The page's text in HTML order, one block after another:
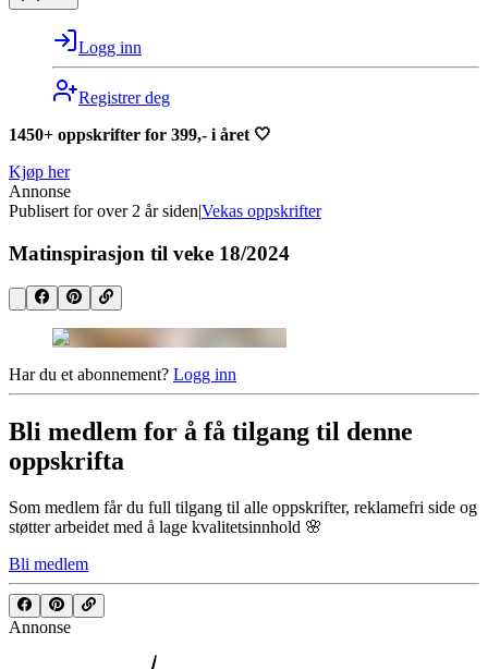
Logg inn
Registrer deg
1450+ oppskrifter for 399,- i året 🤍
Kjøp her
Annonse
Publisert for over 2 år siden|Vekas oppskrifter
Matinspirasjon til veke 18/2024
Har du et abonnement? Logg inn
Bli medlem for å få tilgang til denne
oppskrifta
Som medlem får du full tilgang til alle oppskrifter, reklamefri side og
støtter arbeidet med å lage kvalitetsinnhold 🌸
Bli medlem
Annonse